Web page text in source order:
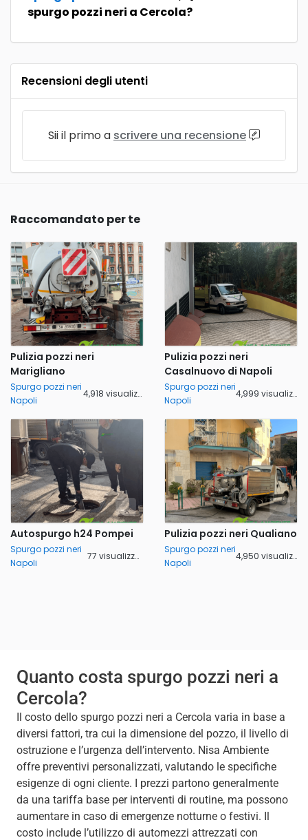
spurgo pozzi neri a Cercola?
Recensioni degli utenti
Sii il primo a scrivere una recensione
Raccomandato per te
Pulizia pozzi neri
Marigliano
Spurgo pozzi neri
Napoli
4,918 visualizzazioni
Pulizia pozzi neri
Casalnuovo di Napoli
Spurgo pozzi neri
Napoli
4,999 visualizzazioni
Autospurgo h24 Pompei
Spurgo pozzi neri
Napoli
77 visualizzazioni
Pulizia pozzi neri Qualiano
Spurgo pozzi neri
Napoli
4,950 visualizzazioni
Quanto costa spurgo pozzi neri a
Cercola?
Il costo dello spurgo pozzi neri a Cercola varia in base a
diversi fattori, tra cui la dimensione del pozzo, il livello di
ostruzione e l’urgenza dell’intervento. Nisa Ambiente
offre preventivi personalizzati, valutando le specifiche
esigenze di ogni cliente. I prezzi partono generalmente
da una tariffa base per interventi di routine, ma possono
aumentare in caso di emergenze notturne o festivi. Il
costo include l’utilizzo di automezzi attrezzati con